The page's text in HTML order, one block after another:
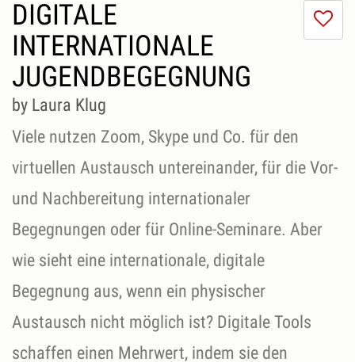
I
DIGITALE
INTERNATIONALE
JUGENDBEGEGNUNG
by Laura Klug
Viele nutzen Zoom, Skype und Co. für den
virtuellen Austausch untereinander, für die Vor-
und Nachbereitung internationaler
Begegnungen oder für Online-Seminare. Aber
wie sieht eine internationale, digitale
Begegnung aus, wenn ein physischer
Austausch nicht möglich ist? Digitale Tools
schaffen einen Mehrwert, indem sie den